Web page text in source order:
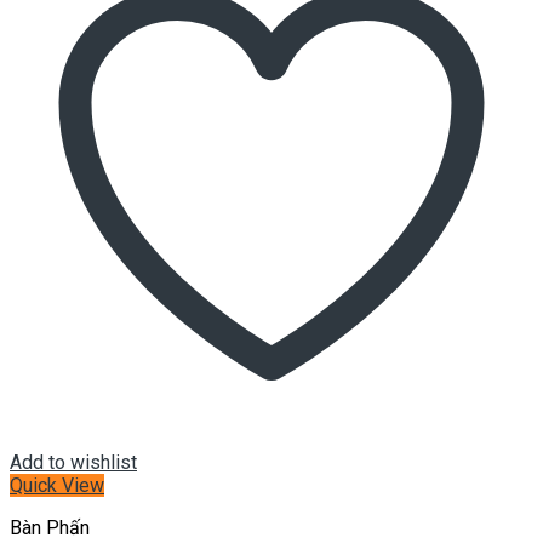
Add to wishlist
Quick View
Bàn Phấn